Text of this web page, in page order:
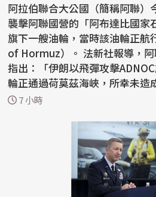
阿拉伯聯合大公國（簡稱阿聯）
襲擊阿聯國營的「阿布達比國家
旗下一艘油輪，當時該油輪正
of Hormuz）。 法新社報導，阿聯外交部在一份聲明中
指出：「伊朗以飛彈攻擊
輪正通過荷莫茲海峽，所幸未造成人
昨...7 小時